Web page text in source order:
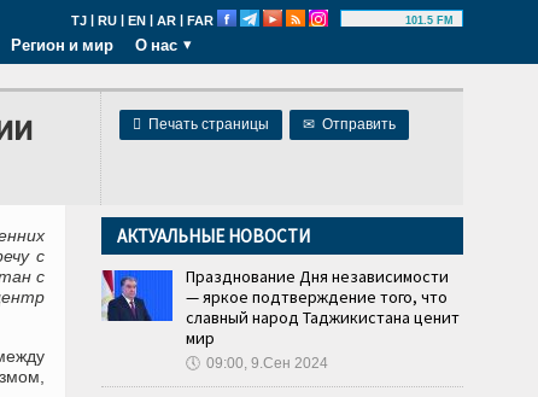
TJ | RU | EN | AR | FAR 101.5 FM
Регион и мир О нас
 Печать страницы ✉ Отправить
с
с
АКТУАЛЬНЫЕ НОВОСТИ
Празднование Дня независимости
— яркое подтверждение того, что
славный народ Таджикистана ценит
мир
🕔 09:00, 9.Сен 2024